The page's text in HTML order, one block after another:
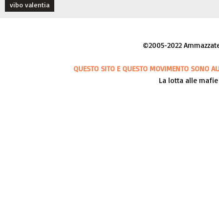
vibo valentia
©2005-2022
QUESTO SITO E QUESTO MOVIMENTO SONO
La lotta alle